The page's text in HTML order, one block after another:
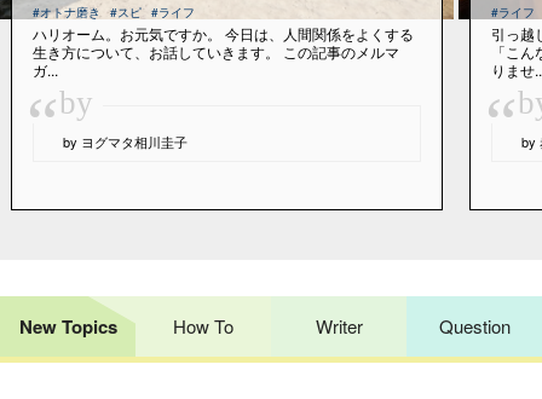
#オトナ磨き #スピ #ライフ
ハリオーム。お元気ですか。 今日は、人間関係をよくする
生き方について、お話していきます。 この記事のメルマ
ガ...
“by
by ヨグマタ相川圭子
#ライフ
引っ越
「こ
りませ
“ by
New Topics How To Writer Question